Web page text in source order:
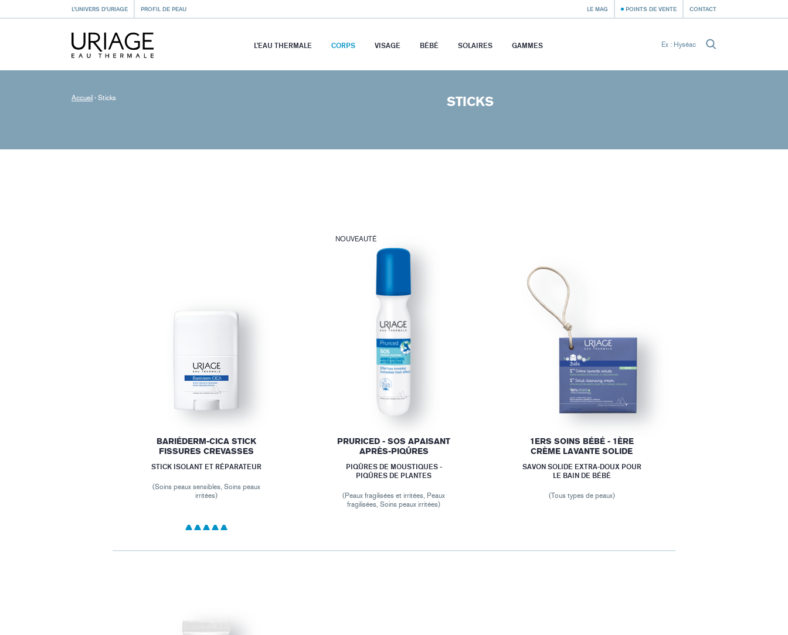
L’UNIVERS D’URIAGE PROFIL DE PEAU LE MAG POINTS DE VENTE CONTACT
L’EAU THERMALE CORPS VISAGE BÉBÉ SOLAIRES GAMMES
Accueil › Sticks STICKS
BARIÉDERM-CICA STICK
FISSURES CREVASSES
STICK ISOLANT ET RÉPARATEUR
(Soins peaux sensibles, Soins peaux
irritées)
NOUVEAUTÉ
PRURICED - SOS APAISANT
APRÈS-PIQÛRES
PIQÛRES DE MOUSTIQUES -
PIQÛRES DE PLANTES
(Peaux fragilisées et irritées, Peaux
fragilisées, Soins peaux irritées)
1ERS SOINS BÉBÉ - 1ÈRE
CRÈME LAVANTE SOLIDE
SAVON SOLIDE EXTRA-DOUX POUR
LE BAIN DE BÉBÉ
(Tous types de peaux)